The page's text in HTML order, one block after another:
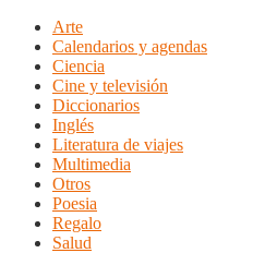
Arte
Calendarios y agendas
Ciencia
Cine y televisión
Diccionarios
Inglés
Literatura de viajes
Multimedia
Otros
Poesia
Regalo
Salud